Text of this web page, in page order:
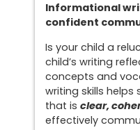
Informational
confident
Is your child a
child’s writing
concepts and
writing skills
that isclear,
effectively